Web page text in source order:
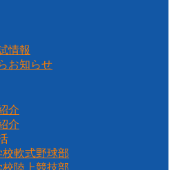
情報
お知らせ
介
介
校軟式野球部
校陸上競技部